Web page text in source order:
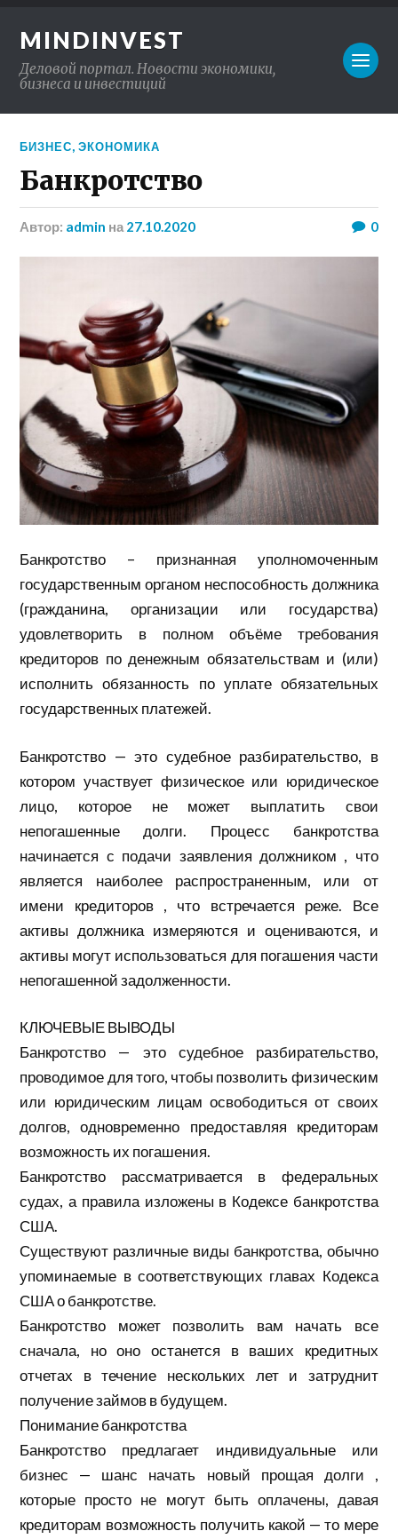
MINDINVEST
Деловой портал. Новости экономики,
бизнеса и инвестиций
БИЗНЕС,ЭКОНОМИКА
Банкротство
Автор: admin на 27.10.2020 0
Банкротство – признанная уполномоченным
государственным органом неспособность должника
(гражданина, организации или государства)
удовлетворить в полном объёме требования
кредиторов по денежным обязательствам и (или)
исполнить обязанность по уплате обязательных
государственных платежей.
Банкротство — это судебное разбирательство, в
котором участвует физическое или юридическое
лицо, которое не может выплатить свои
непогашенные долги. Процесс банкротства
начинается с подачи заявления должником , что
является наиболее распространенным, или от
имени кредиторов , что встречается реже. Все
активы должника измеряются и оцениваются, и
активы могут использоваться для погашения части
непогашенной задолженности.
КЛЮЧЕВЫЕ ВЫВОДЫ
Банкротство — это судебное разбирательство,
проводимое для того, чтобы позволить физическим
или юридическим лицам освободиться от своих
долгов, одновременно предоставляя кредиторам
возможность их погашения.
Банкротство рассматривается в федеральных
судах, а правила изложены в Кодексе банкротства
США.
Существуют различные виды банкротства, обычно
упоминаемые в соответствующих главах Кодекса
США о банкротстве.
Банкротство может позволить вам начать все
сначала, но оно останется в ваших кредитных
отчетах в течение нескольких лет и затруднит
получение займов в будущем.
Понимание банкротства
Банкротство предлагает индивидуальные или
бизнес — шанс начать новый прощая долги ,
которые просто не могут быть оплачены, давая
кредиторам возможность получить какой — то мере